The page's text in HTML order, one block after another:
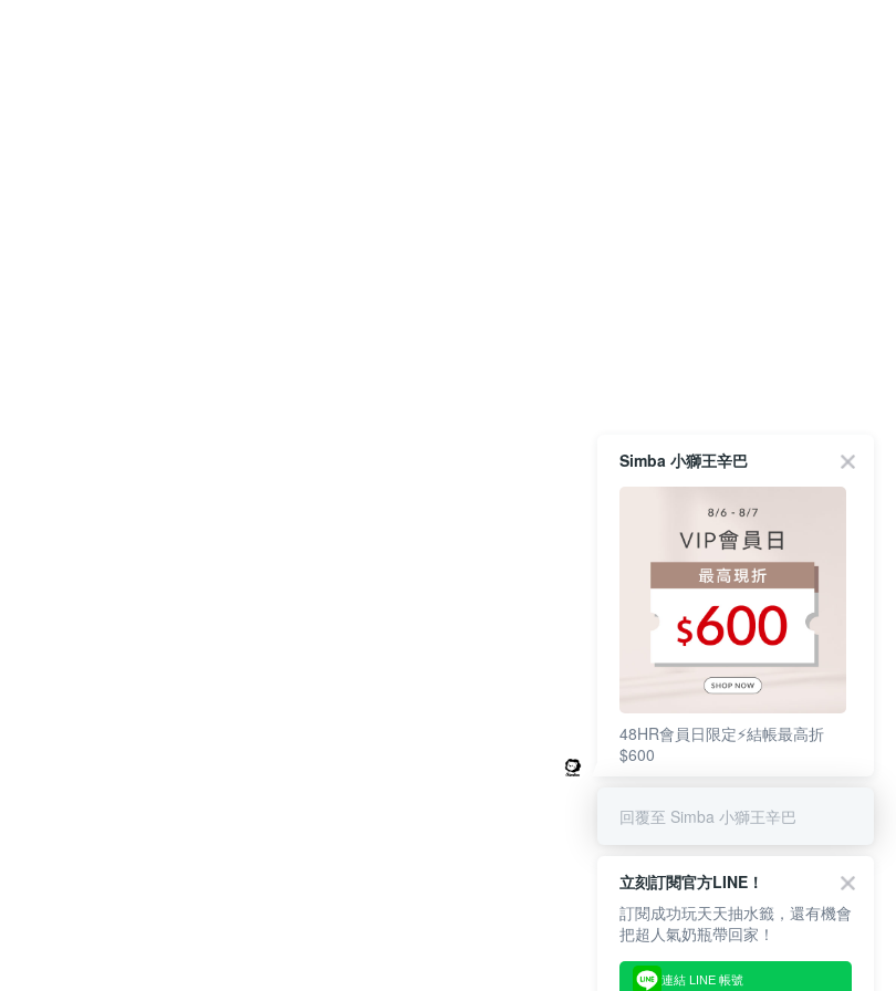
Simba 小獅王辛巴
48HR會員日限定⚡結帳最高折
$600
回覆至 Simba 小獅王辛巴
立刻訂閱官方LINE！
訂閱成功玩天天抽水籤，還有機會
把超人氣奶瓶帶回家！
連結 LINE 帳號